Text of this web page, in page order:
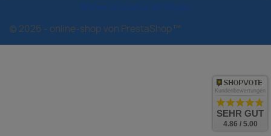
Widerrufsstatus verfolgen
© 2026 - online-shop von PrestaShop™
Kundenbewertungen
SEHR GUT
4.86 / 5.00